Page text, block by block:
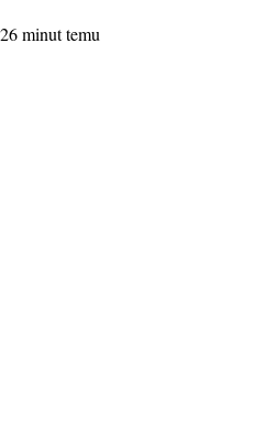
26 minut temu